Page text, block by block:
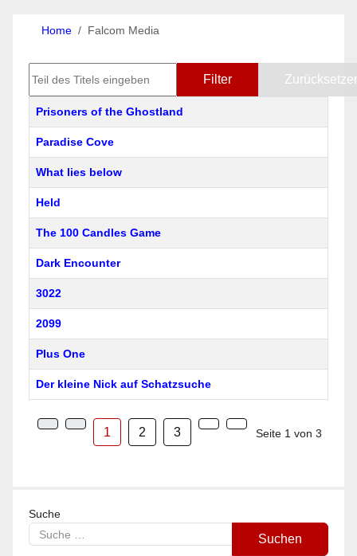
Home Falcom Media
Filter
Titel
Prisoners of the Ghostland
Paradise Cove
What lies below
Held
The 100 Candles Game
Dark Encounter
3022
2099
Plus One
Der kleine Nick auf Schatzsuche
Seite 1 von 3
1 2 3
Suche
Suchen